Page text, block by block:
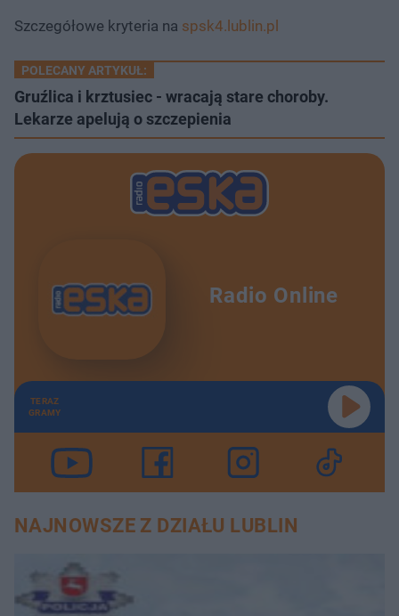
Szczegółowe kryteria na spsk4.lublin.pl
POLECANY ARTYKUŁ:
Gruźlica i krztusiec - wracają stare choroby.
Lekarze apelują o szczepienia
Radio Online
TERAZ
GRAMY
NAJNOWSZE Z DZIAŁU LUBLIN